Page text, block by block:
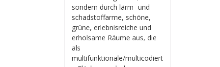
sondern durch lärm- und
schadstoffarme, schöne,
grüne, erlebnisreiche und
erholsame Räume aus, die
als
multifunktionale/multicodiert